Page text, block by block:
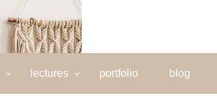
lectures portfolio blog